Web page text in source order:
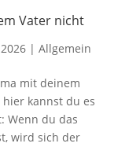
Vater nicht
| Allgemein
mit deinem
kannst du es
Wenn du das
wird sich der